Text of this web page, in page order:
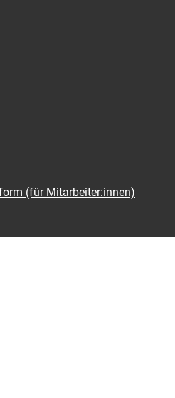
(für Mitarbeiter:innen)